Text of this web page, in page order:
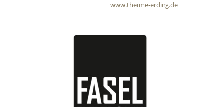
www.therme-erding.de